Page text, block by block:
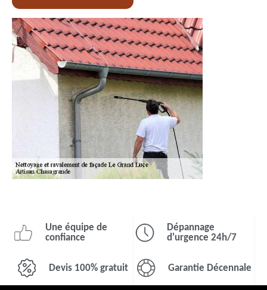
Une équipe de
confiance
Dépannage
d'urgence 24h/7
Devis 100% gratuit Garantie Décennale